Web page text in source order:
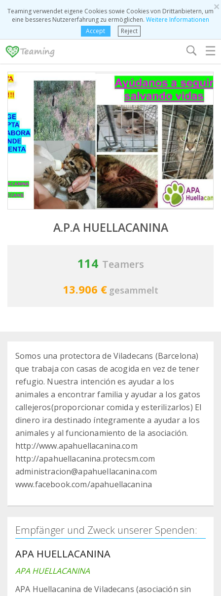
×
Teaming verwendet eigene Cookies sowie Cookies von Drittanbietern, um
eine besseres Nutzererfahrung zu ermöglichen. Weitere Informationen
Accept
Reject
☰
A.P.A HUELLACANINA
114 Teamers
13.906 € gesammelt
Somos una protectora de Viladecans (Barcelona)
que trabaja con casas de acogida en vez de tener
refugio. Nuestra intención es ayudar a los
animales a encontrar familia y ayudar a los gatos
callejeros(proporcionar comida y esterilizarlos) El
dinero ira destinado íntegramente a ayudar a los
animales y al funcionamiento de la asociación.
http://www.apahuellacanina.com
http://apahuellacanina.protecsm.com
administracion@apahuellacanina.com
www.facebook.com/apahuellacanina
Empfänger und Zweck unserer Spenden:
APA HUELLACANINA
APA HUELLACANINA
APA Huellacanina de Viladecans (asociación sin